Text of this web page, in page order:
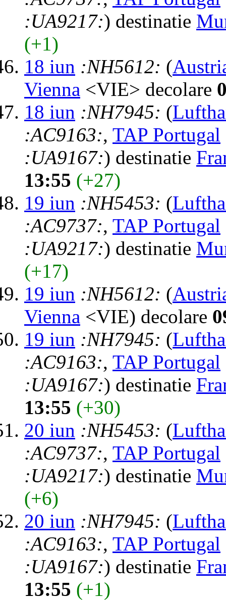
:UA9217:) destinatie
(+1)
18 iun :NH5612: (
Vienna <VIE> decolare
18 iun :NH7945: (
:AC9163:, TAP Portugal
:UA9167:) destinatie
13:55 (+27)
19 iun :NH5453: (
:AC9737:, TAP Portugal
:UA9217:) destinatie
(+17)
19 iun :NH5612: (
Vienna <VIE) decolare
19 iun :NH7945: (
:AC9163:, TAP Portugal
:UA9167:) destinatie
13:55 (+30)
20 iun :NH5453: (
:AC9737:, TAP Portugal
:UA9217:) destinatie
(+6)
20 iun :NH7945: (
:AC9163:, TAP Portugal
:UA9167:) destinatie
13:55 (+1)